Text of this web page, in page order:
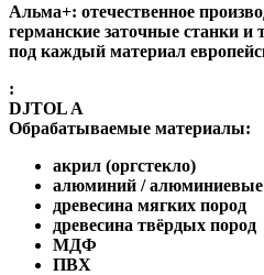
Альма+: отечественное
германские заточные станки
под каждый материал
:
DJTOL A
Обрабатываемые материалы:
акрил (оргстекло)
алюминий /
древесина мягких пород
древесина твёрдых пород
МДФ
ПВХ